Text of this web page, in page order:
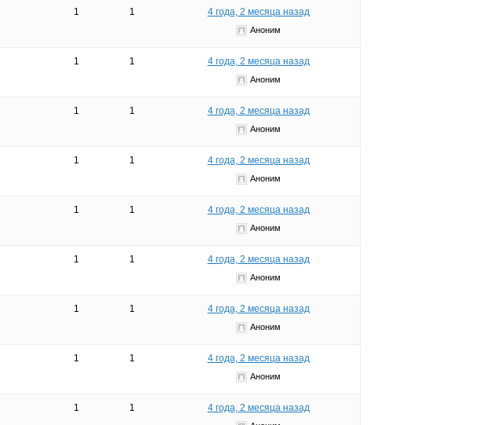
1 1 4 года, 2 месяца назад
Аноним
1 1 4 года, 2 месяца назад
Аноним
1 1 4 года, 2 месяца назад
Аноним
1 1 4 года, 2 месяца назад
Аноним
1 1 4 года, 2 месяца назад
Аноним
1 1 4 года, 2 месяца назад
Аноним
1 1 4 года, 2 месяца назад
Аноним
1 1 4 года, 2 месяца назад
Аноним
1 1 4 года, 2 месяца назад